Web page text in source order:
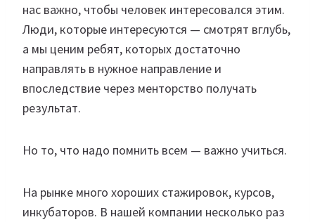
нас важно, чтобы человек интересовался этим.
Люди, которые интересуются — смотрят вглубь,
а мы ценим ребят, которых достаточно
направлять в нужное направление и
впоследствие через менторство получать
результат.
Но то, что надо помнить всем — важно учиться.
На рынке много хороших стажировок, курсов,
инкубаторов. В нашей компании несколько раз